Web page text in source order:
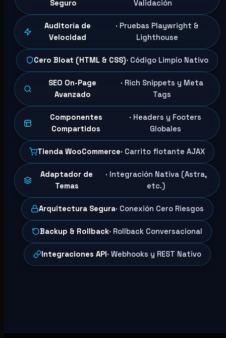
Seguro
Validación
Auditoría de
Velocidad
· Pruebas Playwright &
Lighthouse
Cero Bloat (HTML & CSS)· Código Limpio Nativo
SEO On-Page
Avanzado
· Rich Snippets y Meta
Tags
Componentes
Compartidos
· Headers y Footers
Globales
Tienda WooCommerce· Carrito flotante AJAX
Adaptador de
Temas
· Integración Nativa (Astra,
etc.)
Arquitectura Segura· Conexión Cero Riesgos
Backup & Rollback· Rollback Conversacional
Integraciones API· Webhooks y REST Nativo